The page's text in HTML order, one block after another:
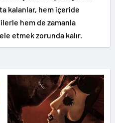
kalanlar, hem içeride
hem de zamanla
etmek zorunda kalır.